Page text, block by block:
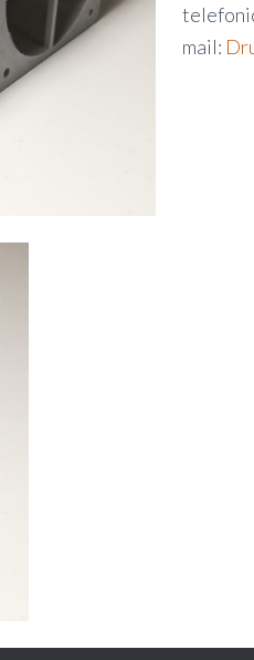
mail: